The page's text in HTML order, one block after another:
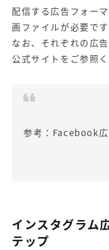
配信する広告フォー
画ファイルが必要です
なお、それぞれの広
公式サイトをご参照く
参考： Facebook
インスタグラム
テップ